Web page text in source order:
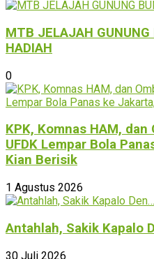
MTB JELAJAH GUNUNG
HADIAH
0
KPK, Komnas HAM,
UFDK Lempar Bola
Kian Berisik
1 Agustus 2026
Antahlah, Sakik Kapalo
30 Juli 2026